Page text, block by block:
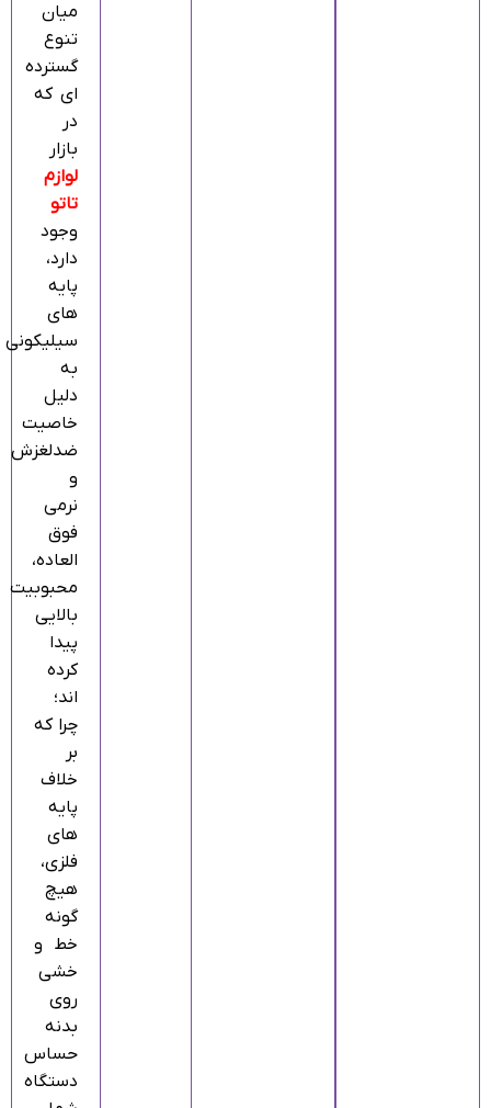
میان
تنوع
گسترده‌
ای که
در
بازار
لوازم
تاتو
وجود
دارد،
پایه‌
های
سیلیکونی
به
دلیل
خاصیت
ضدلغزش
و
نرمی
فوق‌
العاده،
محبوبیت
بالایی
پیدا
کرده‌
اند؛
چرا که
بر
خلاف
پایه‌
های
فلزی،
هیچ‌
گونه
خط و
خشی
روی
بدنه
حساس
دستگاه